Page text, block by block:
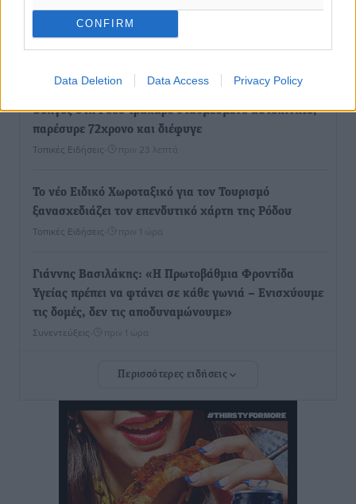
CONFIRM
Data Deletion Data Access Privacy Policy
Πού κινούνται οι κρατήσεις last minute σε Ελλάδα
από Γερμανούς
Οδηγός στη Ρόδο τράκαρε σταθμευμένο αυτοκίνητο,
παρέσυρε 72χρονο και διέφυγε
Τοπικές Ειδήσεις πριν 23 λεπτά
Το νέο Ειδικό Χωροταξικό για τον Τουρισμό
ξανασχεδιάζει τον επενδυτικό χάρτη της Ρόδου
Τοπικές Ειδήσεις πριν 1 ώρα
Γιάννης Βασιλάκης: «Η Πρωτοβάθμια Φροντίδα
Υγείας πρέπει να φτάνει σε κάθε γωνιά – Ενισχύουμε
τις δομές, δεν τις αποδυναμώνουμε»
Συνεντεύξεις πριν 1 ώρα
Ιδρυμα Ωνάση: Το όραμα πίσω από τα δύο νέα
Συνεντεύξεις• πριν 1 ώρα
Μιχάλης Χουρδάκης: «Η χώρα χρειάζεται μια
αξιόπιστη εναλλακτική κυβερνητική πρόταση»
πριν 1 ώρα
Περισσότερες ειδήσεις